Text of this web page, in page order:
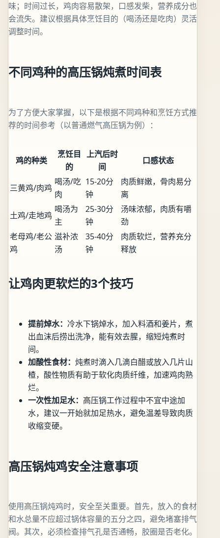
味；时间过长，鸡肉容易散架，口感发柴，营养成分也
会流失。建议根据具体烹饪目的（喝汤还是吃肉）灵活
调整时间。
不同鸡种的高压锅炖煮时间表
为了方便大家掌握，以下是根据不同鸡种和烹饪方式推
荐的时间参考（以普通燃气高压锅为例）：
鸡的种类
烹饪目
的
上汽后时
间
口感状态
三黄鸡/肉鸡
喝汤/吃
肉
15-20分
钟
肉质鲜嫩，骨肉易分
离
土鸡/走地鸡
喝汤为
主
25-30分
钟
汤味浓郁，肉质有嚼
劲
老母鸡/老公
鸡
滋补浓
汤
35-40分
钟
肉质软烂，营养充分
释放
让鸡肉更软烂的3个技巧
提前焯水： 冷水下锅焯水，加入料酒和姜片，煮
出血沫后捞出洗净，能有效去腥，缩短炖煮时
间。
加酸性食材： 炖煮时滴入几滴白醋或放入几片山
楂，酸性物质有助于软化肉质纤维，加速鸡肉熟
烂。
一次性加足水： 高压锅工作过程中不宜中途加
水，建议一开始就加足热水，避免温差导致肉质
收缩变硬。
高压锅炖鸡安全注意事项
使用高压锅炖鸡时，安全至关重要。首先，放入的食材
和水总量不应超过锅体容量的五分之四，避免堵塞排气
阀。其次，必须检查排气孔是否通畅，胶圈是否老化。